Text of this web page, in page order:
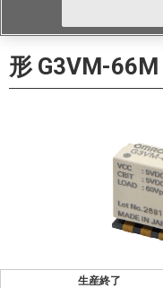
形 G3VM-66M
生産終了